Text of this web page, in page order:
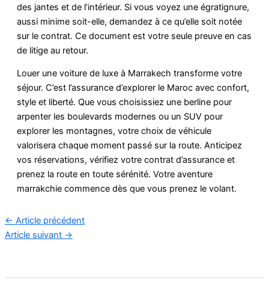
des jantes et de l’intérieur. Si vous voyez une égratignure,
aussi minime soit-elle, demandez à ce qu’elle soit notée
sur le contrat. Ce document est votre seule preuve en cas
de litige au retour.
Louer une voiture de luxe à Marrakech transforme votre
séjour. C’est l’assurance d’explorer le Maroc avec confort,
style et liberté. Que vous choisissiez une berline pour
arpenter les boulevards modernes ou un SUV pour
explorer les montagnes, votre choix de véhicule
valorisera chaque moment passé sur la route. Anticipez
vos réservations, vérifiez votre contrat d’assurance et
prenez la route en toute sérénité. Votre aventure
marrakchie commence dès que vous prenez le volant.
← Article précédent
Article suivant →